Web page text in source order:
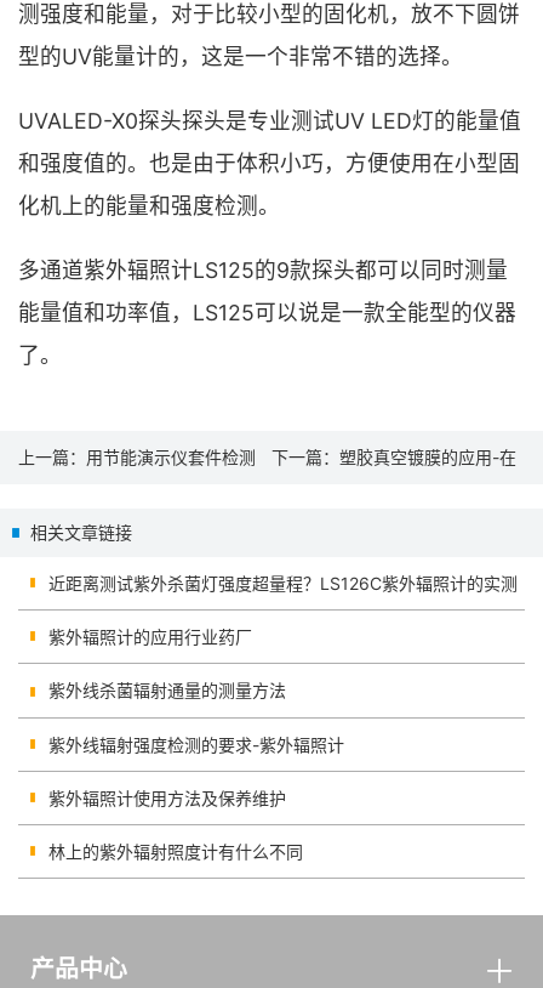
测强度和能量，对于比较小型的固化机，放不下圆饼
型的UV能量计的，这是一个非常不错的选择。
UVALED-X0探头探头是专业测试UV LED灯的能量值
和强度值的。也是由于体积小巧，方便使用在小型固
化机上的能量和强度检测。
多通道紫外辐照计LS125的9款探头都可以同时测量
能量值和功率值，LS125可以说是一款全能型的仪器
了。
上一篇： 用节能演示仪套件检测 下一篇： 塑胶真空镀膜的应用-在
相关文章链接
近距离测试紫外杀菌灯强度超量程？LS126C紫外辐照计的实测
紫外辐照计的应用行业药厂
紫外线杀菌辐射通量的测量方法
紫外线辐射强度检测的要求-紫外辐照计
紫外辐照计使用方法及保养维护
林上的紫外辐射照度计有什么不同
产品中心